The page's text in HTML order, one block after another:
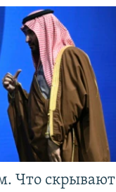
Что скрывают